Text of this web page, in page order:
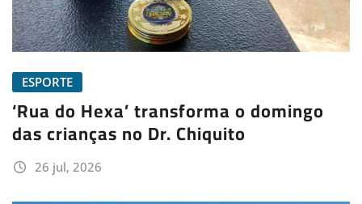
ESPORTE
‘Rua do Hexa’ transforma o domingo
das crianças no Dr. Chiquito
26 jul, 2026